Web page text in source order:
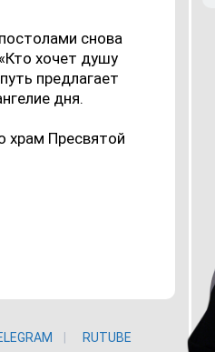
снова
хочет душу
предлагает
дня.
храм Пресвятой
RUTUBE